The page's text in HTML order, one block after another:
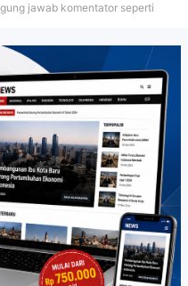
jawab komentator seperti